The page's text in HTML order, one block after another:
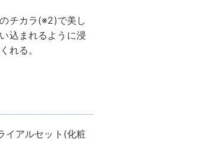
チカラ(※2)で美し
込まれるように浸
れる。
イアルセット(化粧